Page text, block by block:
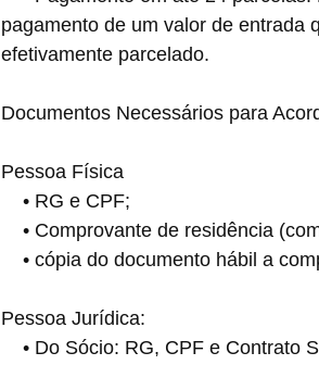
pagamento de um valor de
efetivamente parcelado.
Documentos Necessários para
Pessoa Física
    • RG e CPF;
• Comprovante de residência
• cópia do documento hábil a
Pessoa Jurídica:
• Do Sócio: RG, CPF e